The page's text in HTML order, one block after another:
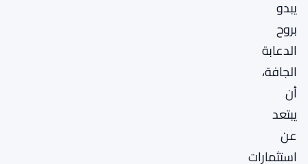
يبدو
بروح
الدعابة
الجافة،
أن
يبتعد
عن
استثمارات